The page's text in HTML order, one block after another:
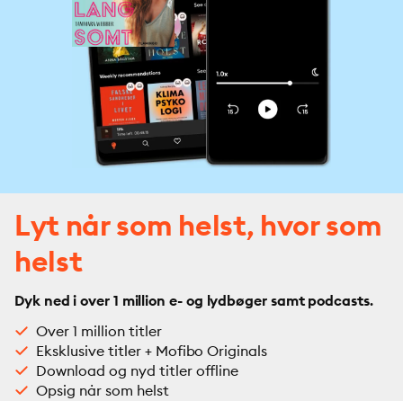
Lyt når som helst, hvor som
helst
Dyk ned i over 1 million e- og lydbøger samt podcasts.
Over 1 million titler
Eksklusive titler + Mofibo Originals
Download og nyd titler offline
Opsig når som helst